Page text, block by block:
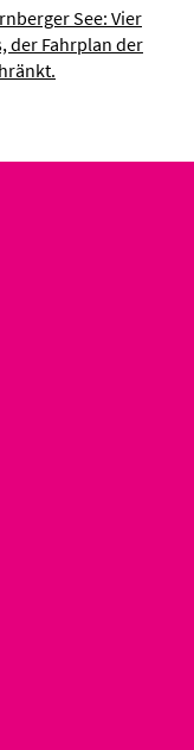
See: Vier
der Fahrplan der